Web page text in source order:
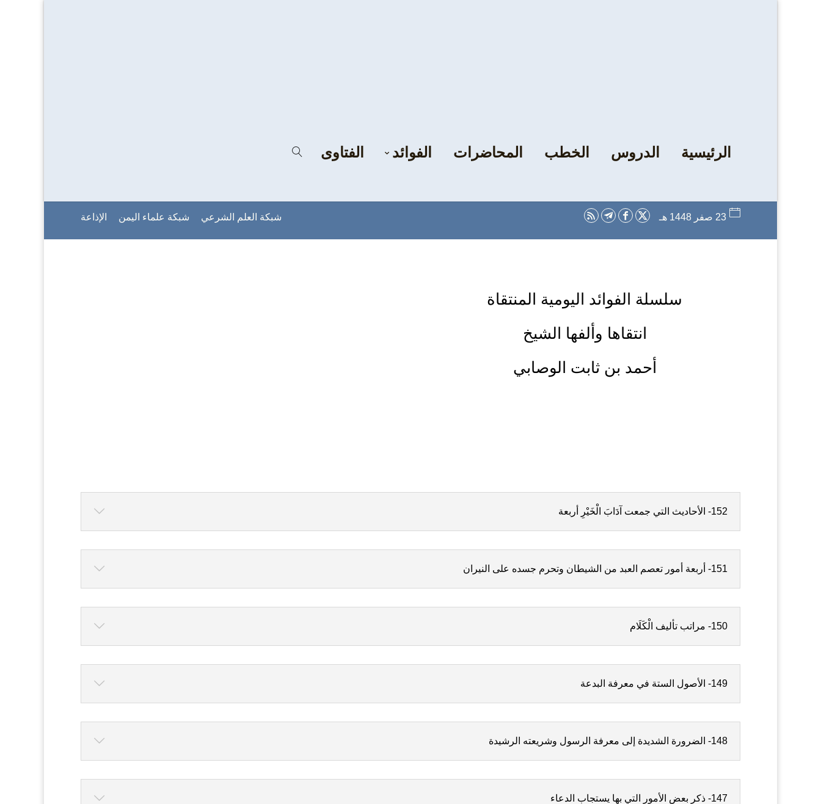
الرئيسية الدروس الخطب المحاضرات الفوائد الفتاوى
23 صفر 1448 هـ شبكة العلم الشرعي شبكة علماء اليمن الإذاعة
سلسلة الفوائد اليومية المنتقاة
انتقاها وألفها الشيخ
أحمد بن ثابت الوصابي
152- الأحاديث التي جمعت آدَابَ الْخَيْرِ أربعة
151- أربعة أمور تعصم العبد من الشيطان وتحرم جسده على النيران
150- مراتب تأليف الْكَلَام
149- الأصول الستة في معرفة البدعة
148- الضرورة الشديدة إلى معرفة الرسول وشريعته الرشيدة
147- ذكر بعض الأمور التي بها يستجاب الدعاء